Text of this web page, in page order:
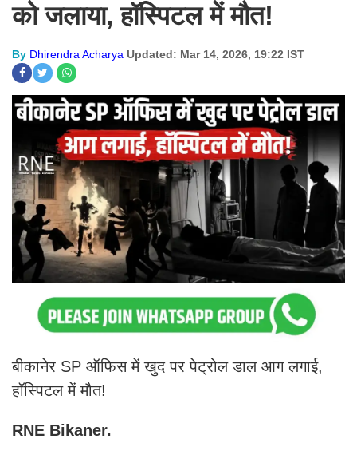
को जलाया, हॉस्पिटल में मौत!
By Dhirendra Acharya Updated: Mar 14, 2026, 19:22 IST
बीकानेर SP ऑफिस में खुद पर पेट्रोल डाल आग लगाई,
हॉस्पिटल में मौत!
RNE Bikaner.